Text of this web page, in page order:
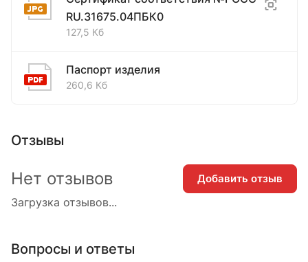
RU.31675.04ПБК0
127,5 Кб
Паспорт изделия
260,6 Кб
Отзывы
Загрузка отзывов...
Нет отзывов Добавить отзыв
Вопросы и ответы